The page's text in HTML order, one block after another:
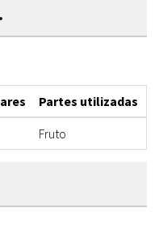
Partes utilizadas
Fruto